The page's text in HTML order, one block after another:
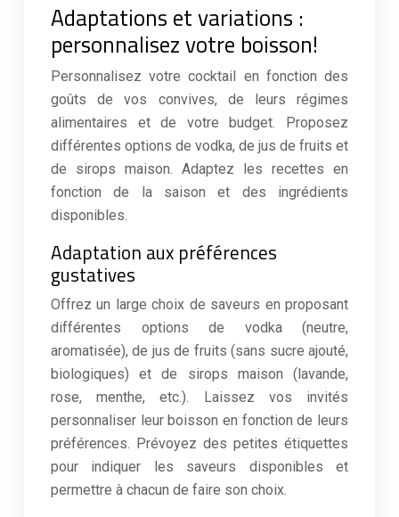
Adaptations et variations :
personnalisez votre boisson!
Personnalisez votre cocktail en fonction des
goûts de vos convives, de leurs régimes
alimentaires et de votre budget. Proposez
différentes options de vodka, de jus de fruits et
de sirops maison. Adaptez les recettes en
fonction de la saison et des ingrédients
disponibles.
Adaptation aux préférences
gustatives
Offrez un large choix de saveurs en proposant
différentes options de vodka (neutre,
aromatisée), de jus de fruits (sans sucre ajouté,
biologiques) et de sirops maison (lavande,
rose, menthe, etc.). Laissez vos invités
personnaliser leur boisson en fonction de leurs
préférences. Prévoyez des petites étiquettes
pour indiquer les saveurs disponibles et
permettre à chacun de faire son choix.